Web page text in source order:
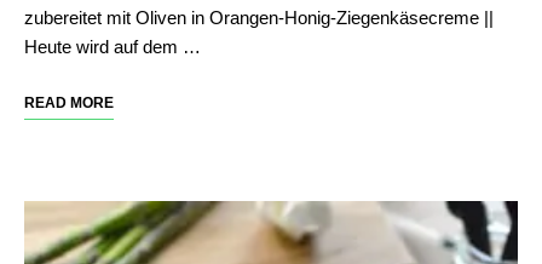
zubereitet mit Oliven in Orangen-Honig-Ziegenkäsecreme ||
Heute wird auf dem …
READ MORE